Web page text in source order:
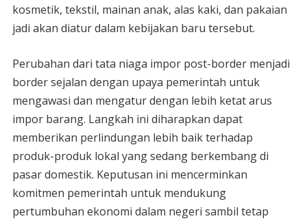
kosmetik, tekstil, mainan anak, alas kaki, dan pakaian
jadi akan diatur dalam kebijakan baru tersebut.
Perubahan dari tata niaga impor post-border menjadi
border sejalan dengan upaya pemerintah untuk
mengawasi dan mengatur dengan lebih ketat arus
impor barang. Langkah ini diharapkan dapat
memberikan perlindungan lebih baik terhadap
produk-produk lokal yang sedang berkembang di
pasar domestik. Keputusan ini mencerminkan
komitmen pemerintah untuk mendukung
pertumbuhan ekonomi dalam negeri sambil tetap